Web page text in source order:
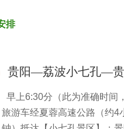
排
贵阳—荔波小七孔—
早上6:30分（此为准确时间
旅游车经夏蓉高速公路（约